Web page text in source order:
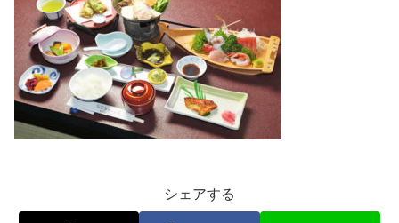
シェアする